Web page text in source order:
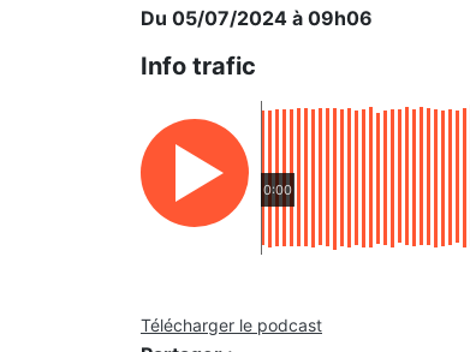
Du 05/07/2024 à 09h06
Info trafic
0:00
Télécharger le podcast